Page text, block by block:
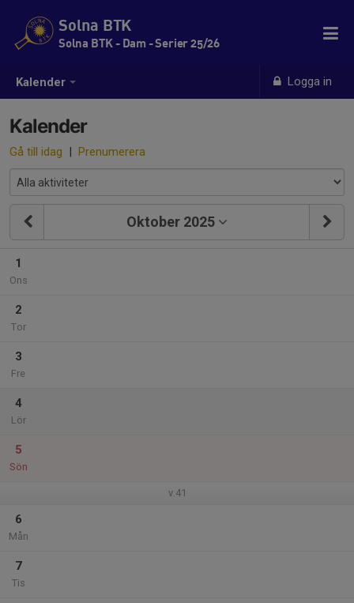
Kalender Logga in
Solna BTK
Solna BTK - Dam - Serier 25/26
Kalender
Gå till idag | Prenumerera
Oktober 2025
1
Ons
2
Tor
3
Fre
4
Lör
5
Sön
v.41
6
Mån
7
Tis